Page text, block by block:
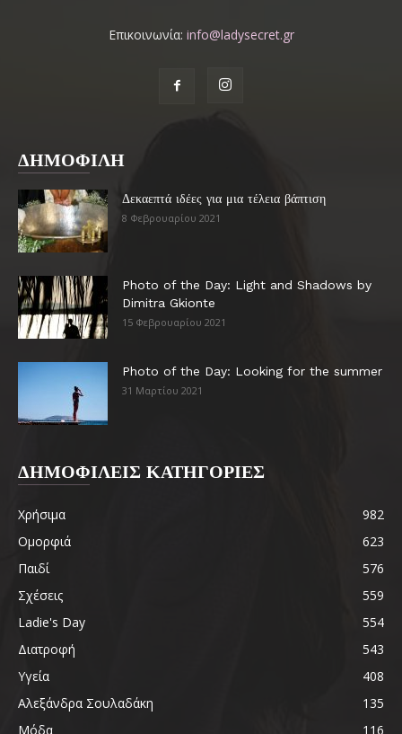
Επικοινωνία: info@ladysecret.gr
ΔΗΜΟΦΙΛΗ
Δεκαεπτά ιδέες για μια τέλεια βάπτιση
8 Φεβρουαρίου 2021
Photo of the Day: Light and Shadows by
Dimitra Gkionte
15 Φεβρουαρίου 2021
Photo of the Day: Looking for the summer
31 Μαρτίου 2021
ΔΗΜΟΦΙΛΕΙΣ ΚΑΤΗΓΟΡΙΕΣ
Χρήσιμα
982
Ομορφιά
623
Παιδί
576
Σχέσεις
559
Ladie's Day
554
Διατροφή
543
Υγεία
408
Αλεξάνδρα Σουλαδάκη
135
Μόδα
116